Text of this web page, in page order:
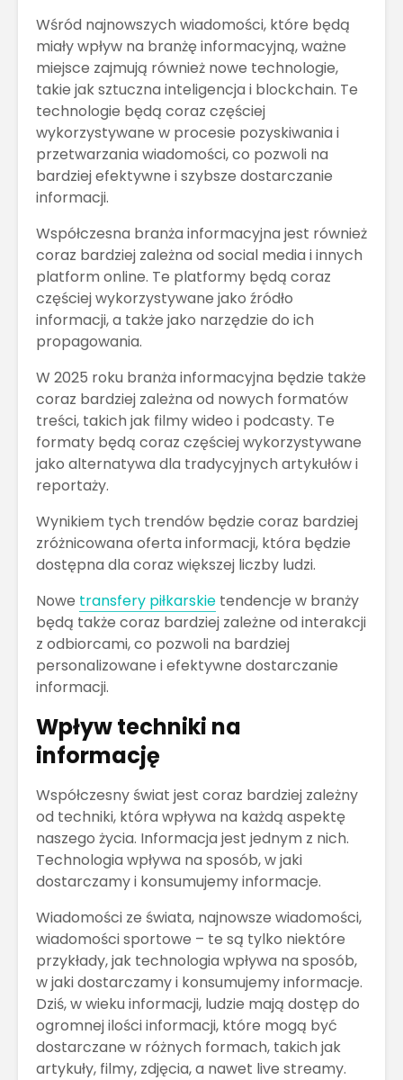
Wśród najnowszych wiadomości, które będą
miały wpływ na branżę informacyjną, ważne
miejsce zajmują również nowe technologie,
takie jak sztuczna inteligencja i blockchain. Te
technologie będą coraz częściej
wykorzystywane w procesie pozyskiwania i
przetwarzania wiadomości, co pozwoli na
bardziej efektywne i szybsze dostarczanie
informacji.
Współczesna branża informacyjna jest również
coraz bardziej zależna od social media i innych
platform online. Te platformy będą coraz
częściej wykorzystywane jako źródło
informacji, a także jako narzędzie do ich
propagowania.
W 2025 roku branża informacyjna będzie także
coraz bardziej zależna od nowych formatów
treści, takich jak filmy wideo i podcasty. Te
formaty będą coraz częściej wykorzystywane
jako alternatywa dla tradycyjnych artykułów i
reportaży.
Wynikiem tych trendów będzie coraz bardziej
zróżnicowana oferta informacji, która będzie
dostępna dla coraz większej liczby ludzi.
Nowe transfery piłkarskie tendencje w branży
będą także coraz bardziej zależne od interakcji
z odbiorcami, co pozwoli na bardziej
personalizowane i efektywne dostarczanie
informacji.
Wpływ techniki na
informację
Współczesny świat jest coraz bardziej zależny
od techniki, która wpływa na każdą aspektę
naszego życia. Informacja jest jednym z nich.
Technologia wpływa na sposób, w jaki
dostarczamy i konsumujemy informacje.
Wiadomości ze świata, najnowsze wiadomości,
wiadomości sportowe – te są tylko niektóre
przykłady, jak technologia wpływa na sposób,
w jaki dostarczamy i konsumujemy informacje.
Dziś, w wieku informacji, ludzie mają dostęp do
ogromnej ilości informacji, które mogą być
dostarczane w różnych formach, takich jak
artykuły, filmy, zdjęcia, a nawet live streamy.